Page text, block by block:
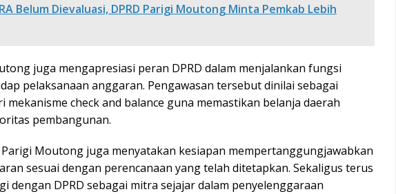
Belum Dievaluasi, DPRD Parigi Moutong Minta Pemkab Lebih
juga mengapresiasi peran DPRD dalam menjalankan fungsi
pelaksanaan anggaran. Pengawasan tersebut dinilai sebagai
mekanisme check and balance guna memastikan belanja daerah
pembangunan.
Moutong juga menyatakan kesiapan mempertanggungjawabkan
sesuai dengan perencanaan yang telah ditetapkan. Sekaligus terus
dengan DPRD sebagai mitra sejajar dalam penyelenggaraan